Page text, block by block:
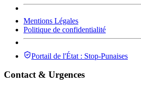
Mentions Légales
Politique de confidentialité
Portail de l'État : Stop-Punaises
Contact & Urgences